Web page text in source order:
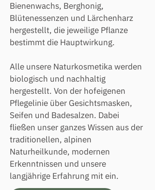
Bienenwachs, Berghonig,
Blütenessenzen und Lärchenharz
hergestellt, die jeweilige Pflanze
bestimmt die Hauptwirkung.
Alle unsere Naturkosmetika werden
biologisch und nachhaltig
hergestellt. Von der hofeigenen
Pflegelinie über Gesichtsmasken,
Seifen und Badesalzen. Dabei
fließen unser ganzes Wissen aus der
traditionellen, alpinen
Naturheilkunde, modernen
Erkenntnissen und unsere
langjährige Erfahrung mit ein.